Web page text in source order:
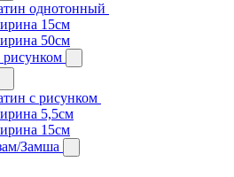
однотонный
15см
50см
с рисунком
5,5см
15см
Замша